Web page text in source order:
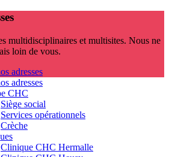
multidisciplinaires et multisites. Nous ne
loin de vous.
adresses
adresses
CHC
Siège social
Services opérationnels
Crèche
Clinique CHC Hermalle